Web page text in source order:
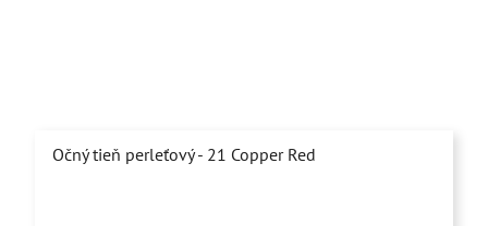
Očný tieň perleťový - 21 Copper Red